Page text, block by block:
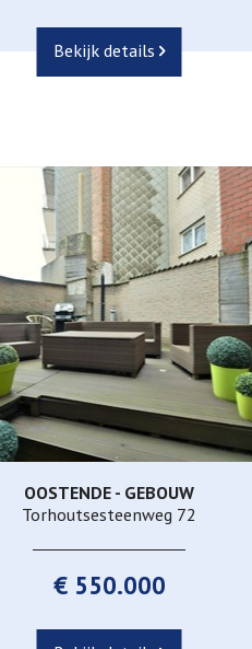
Bekijk details
270 m² 3
OOSTENDE - GEBOUW
Torhoutsesteenweg 72
€ 550.000